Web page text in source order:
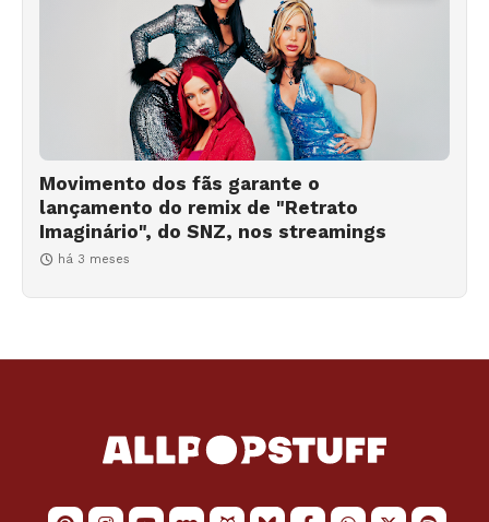
Movimento dos fãs garante o
lançamento do remix de "Retrato
Imaginário", do SNZ, nos streamings
há 3 meses